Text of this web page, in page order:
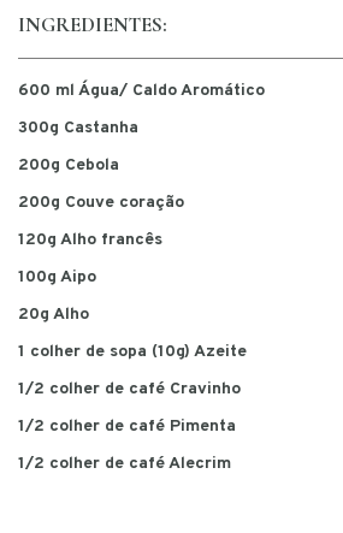
INGREDIENTES:
600 ml Água/ Caldo Aromático
300g Castanha
200g Cebola
200g Couve coração
120g Alho francês
100g Aipo
20g Alho
1 colher de sopa (10g) Azeite
1/2 colher de café Cravinho
1/2 colher de café Pimenta
1/2 colher de café Alecrim